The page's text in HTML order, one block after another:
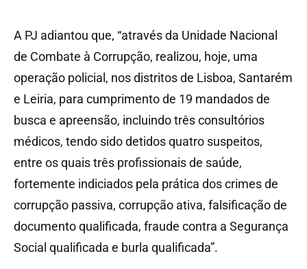
A PJ adiantou que, “através da Unidade Nacional
de Combate à Corrupção, realizou, hoje, uma
operação policial, nos distritos de Lisboa, Santarém
e Leiria, para cumprimento de 19 mandados de
busca e apreensão, incluindo três consultórios
médicos, tendo sido detidos quatro suspeitos,
entre os quais três profissionais de saúde,
fortemente indiciados pela prática dos crimes de
corrupção passiva, corrupção ativa, falsificação de
documento qualificada, fraude contra a Segurança
Social qualificada e burla qualificada”.